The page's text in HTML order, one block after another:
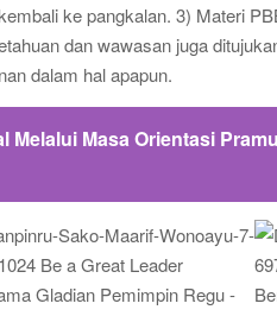
ke pangkalan. 3) Materi
dan wawasan juga
dalam hal apapun.
Melalui Masa Orientasi